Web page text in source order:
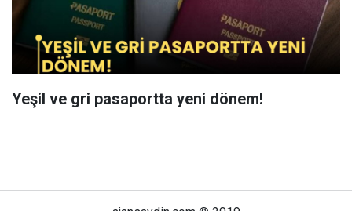
Yeşil ve gri pasaportta yeni dönem!